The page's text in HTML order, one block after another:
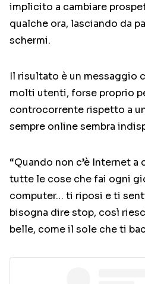
implicito a cambiare
qualche ora, lasciando da
schermi.
Il risultato è un messaggio
molti utenti, forse proprio
controcorrente rispetto a
sempre online sembra
“Quando non c’è Internet a
tutte le cose che fai ogni
computer… ti riposi e ti
bisogna dire stop, così
belle, come il sole che ti